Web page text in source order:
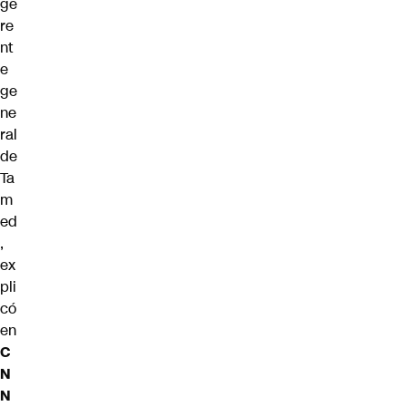
re
nt
e
ge
ne
ral
de
Ta
m
ed
,
ex
pli
có
en
C
N
N